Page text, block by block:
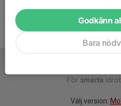
För smarta
Välj version:
Godkänn
Bara